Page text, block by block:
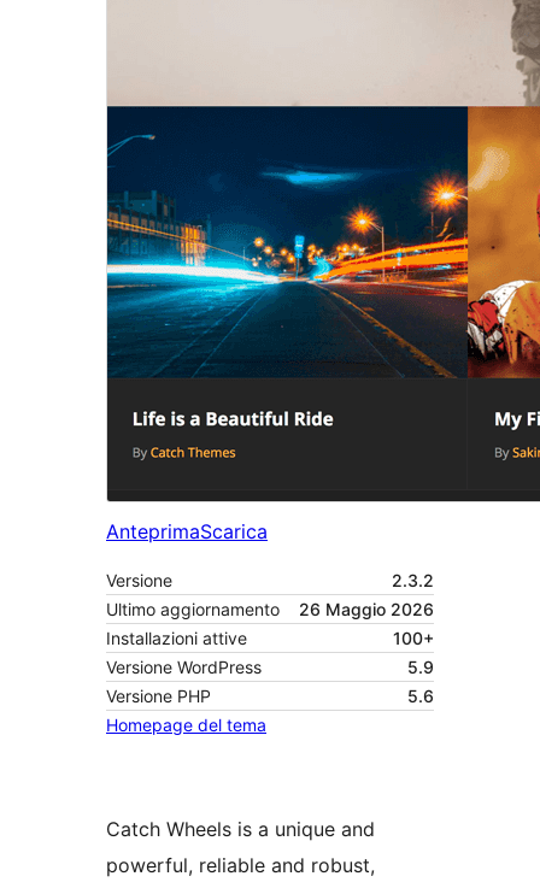
AnteprimaScarica
Versione
2.3.2
Ultimo aggiornamento
26 Maggio 2026
Installazioni attive
100+
Versione WordPress
5.9
Versione PHP
5.6
Homepage del tema
Catch Wheels is a unique and
powerful, reliable and robust,